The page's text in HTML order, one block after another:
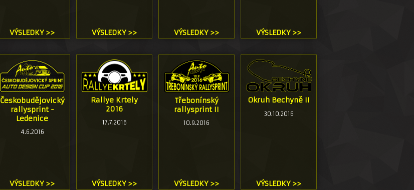
VÝSLEDKY >> VÝSLEDKY >> VÝSLEDKY >> VÝSLEDKY >>
Českobudějovický
rallysprint -
Ledenice
4.6.2016
VÝSLEDKY >>
Rallye Krtely
2016
17.7.2016
VÝSLEDKY >>
Třebonínský
rallysprint II
10.9.2016
VÝSLEDKY >>
Okruh Bechyně II
30.10.2016
VÝSLEDKY >>